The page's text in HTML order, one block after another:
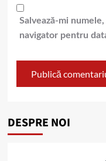
Salvează-mi
navigator pentru
DESPRE NOI